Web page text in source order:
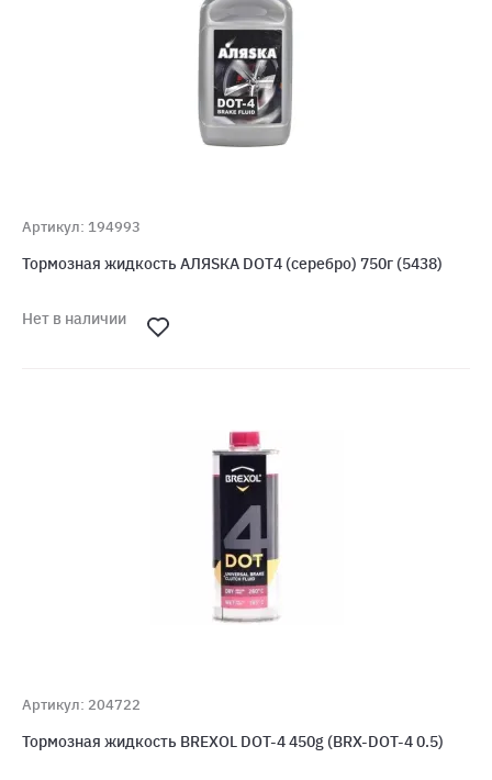
Артикул: 194993
Тормозная жидкость АЛЯSКА DOT4 (серебро) 750г (5438)
Нет в наличии
Артикул: 204722
Тормозная жидкость BREXOL DOT-4 450g (BRX-DOT-4 0.5)